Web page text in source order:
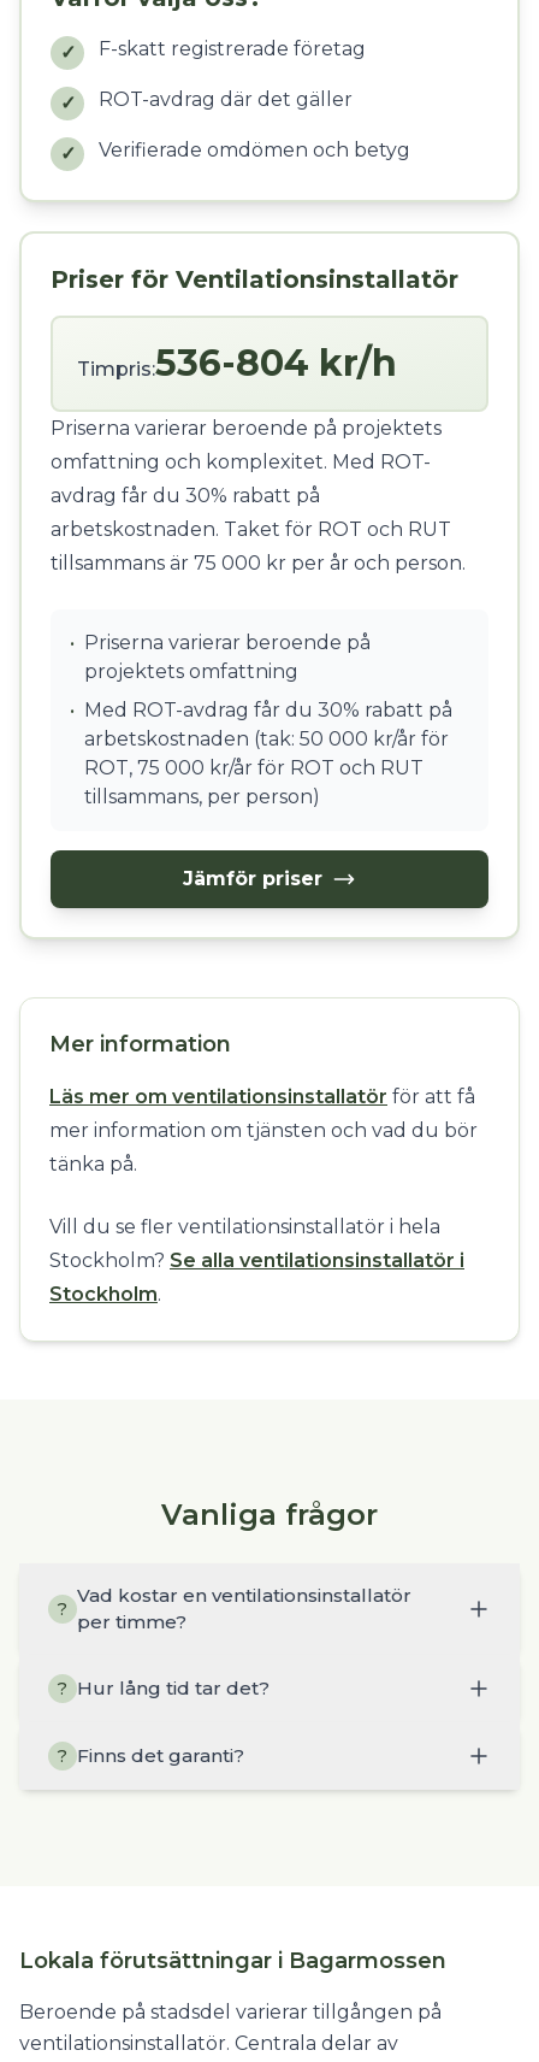
✓ F-skatt registrerade företag
✓ ROT-avdrag där det gäller
✓ Verifierade omdömen och betyg
Priser för Ventilationsinstallatör
Timpris:536-804 kr/h
Priserna varierar beroende på projektets
omfattning och komplexitet. Med ROT-
avdrag får du 30% rabatt på
arbetskostnaden. Taket för ROT och RUT
tillsammans är 75 000 kr per år och person.
• Priserna varierar beroende på
projektets omfattning
• Med ROT-avdrag får du 30% rabatt på
arbetskostnaden (tak: 50 000 kr/år för
ROT, 75 000 kr/år för ROT och RUT
tillsammans, per person)
Jämför priser
Mer information
Läs mer om ventilationsinstallatör för att få
mer information om tjänsten och vad du bör
tänka på.
Vill du se fler ventilationsinstallatör i hela
Stockholm? Se alla ventilationsinstallatör i
Stockholm.
Vanliga frågor
?
Vad kostar en ventilationsinstallatör
per timme?
? Hur lång tid tar det?
? Finns det garanti?
Lokala förutsättningar i Bagarmossen
Beroende på stadsdel varierar tillgången på
ventilationsinstallatör. Centrala delar av